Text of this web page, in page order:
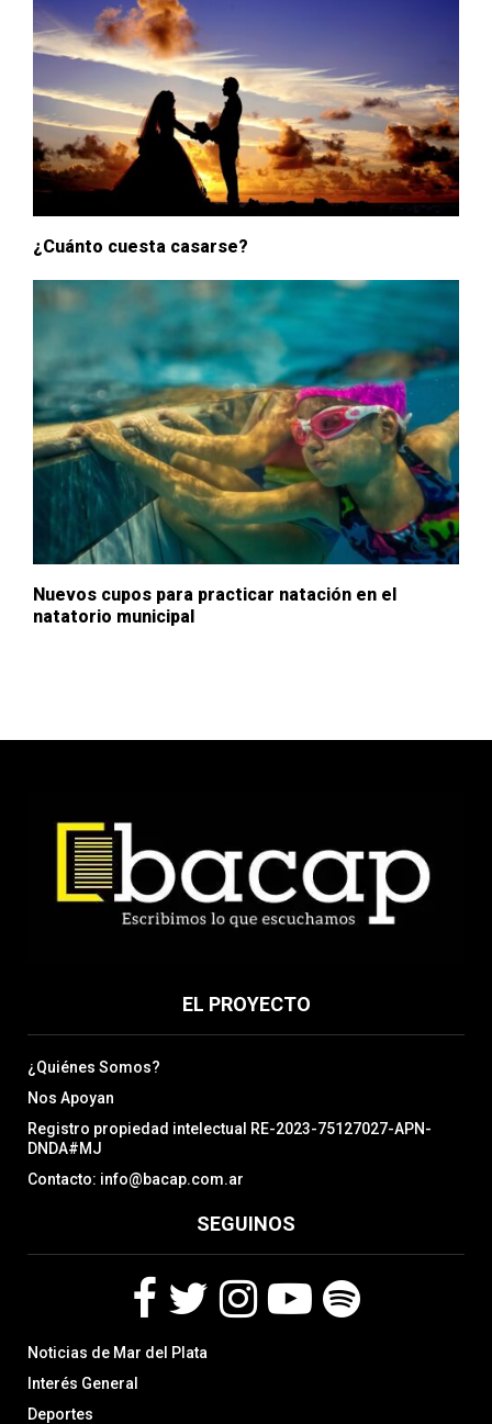
¿Cuánto cuesta casarse?
Nuevos cupos para practicar natación en el
natatorio municipal
EL PROYECTO
¿Quiénes Somos?
Nos Apoyan
Registro propiedad intelectual RE-2023-75127027-APN-
DNDA#MJ
Contacto: info@bacap.com.ar
SEGUINOS
a
c
w
Noticias de Mar del Plata
Interés General
Deportes